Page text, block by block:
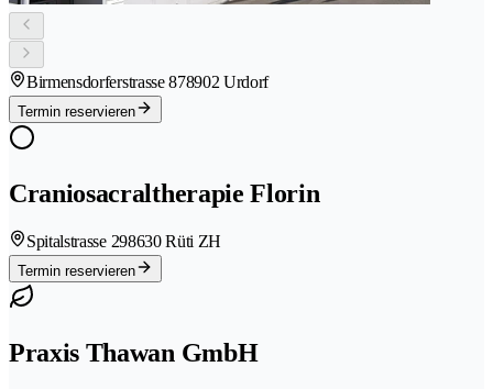
Birmensdorferstrasse 878902 Urdorf
Termin reservieren
Craniosacraltherapie Florin
Spitalstrasse 298630 Rüti ZH
Termin reservieren
Praxis Thawan GmbH